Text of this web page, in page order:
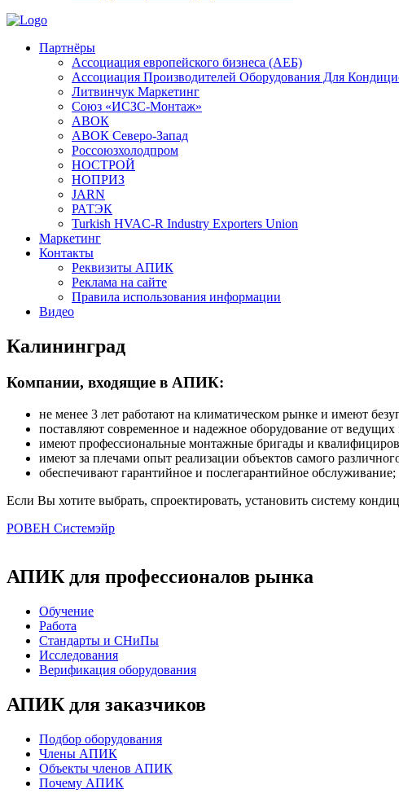
Партнёры
Ассоциация европейского бизнеса (АЕБ)
Aссоциация Производителей Оборудования Для
Литвинчук Маркетинг
Союз «ИСЗС-Монтаж»
АВОК
АВОК Северо-Запад
Россоюзхолодпром
НОСТРОЙ
НОПРИЗ
JARN
РАТЭК
Turkish HVAC-R Industry Exporters Union
Маркетинг
Контакты
Реквизиты АПИК
Реклама на сайте
Правила использования информации
Видео
Калининград
Компании, входящие в АПИК:
не менее 3 лет работают на климатическом рынке и имеют
поставляют современное и надежное оборудование от
имеют профессиональные монтажные бригады и
имеют за плечами опыт реализации объектов самого
обеспечивают гарантийное и послегарантийное обслуживание;
Если Вы хотите выбрать, спроектировать, установить систему
РОВЕН Системэйр
АПИК для профессионалов рынка
Обучение
Работа
Стандарты и СНиПы
Исследования
Верификация оборудования
АПИК для заказчиков
Подбор оборудования
Члены АПИК
Объекты членов АПИК
Почему АПИК